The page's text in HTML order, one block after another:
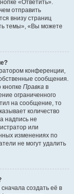
«Ответить».
отправить
внизу страниц
темы», «Вы можете
конференции,
сообщения.
Правка в
ограниченного
на сообщение, то
количество
надпись не
или
изменениях по
не могут удалить
создать её в